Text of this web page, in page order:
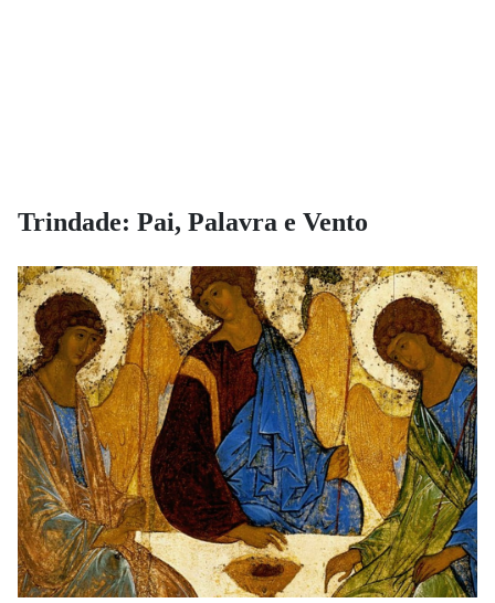
Trindade: Pai, Palavra e Vento